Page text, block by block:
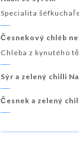
Specialita
Česnekový chléb
Chleba z kynutého
Sýr a zelený chilli
Česnek a zelený